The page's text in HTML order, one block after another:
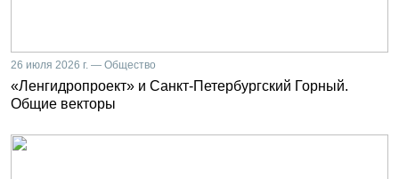
26 июля 2026 г. — Общество
«Ленгидропроект» и Санкт-Петербургский Горный.
Общие векторы